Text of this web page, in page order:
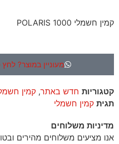
קמין חשמלי POLARIS 1000
מעוניין במוצר?
קטגוריות חדש באתר, קמין
תגית קמין חשמלי
מדיניות משלוחים
אנו מציעים משלוחים מהירים